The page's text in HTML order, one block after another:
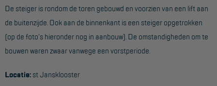
Harnas gordels
Verbindingsmiddelen
Anker middelen
Reddingsmiddelen
De steiger is rondom de toren gebouwd en voorzien van een lift aan
de buitenzijde. Ook aan de binnenkant is een steiger opgetrokken
(op de foto's hieronder nog in aanbouw). De omstandigheden om te
bouwen waren zwaar vanwege een vorstperiode.
Locatie: st Jansklooster